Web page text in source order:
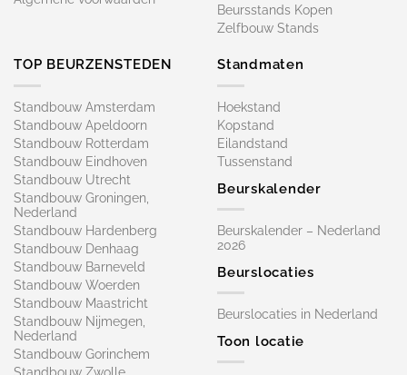
Beursstands Kopen
Zelfbouw Stands
TOP BEURZENSTEDEN
Standbouw Amsterdam
Standbouw Apeldoorn
Standbouw Rotterdam
Standbouw Eindhoven
Standbouw Utrecht
Standbouw Groningen,
Nederland
Standbouw Hardenberg
Standbouw Denhaag
Standbouw Barneveld
Standbouw Woerden
Standbouw Maastricht
Standbouw Nijmegen,
Nederland
Standbouw Gorinchem
Standbouw Zwolle
Standmaten
Hoekstand
Kopstand
Eilandstand
Tussenstand
Beurskalender
Beurskalender – Nederland
2026
Beurslocaties
Beurslocaties in Nederland
Toon locatie